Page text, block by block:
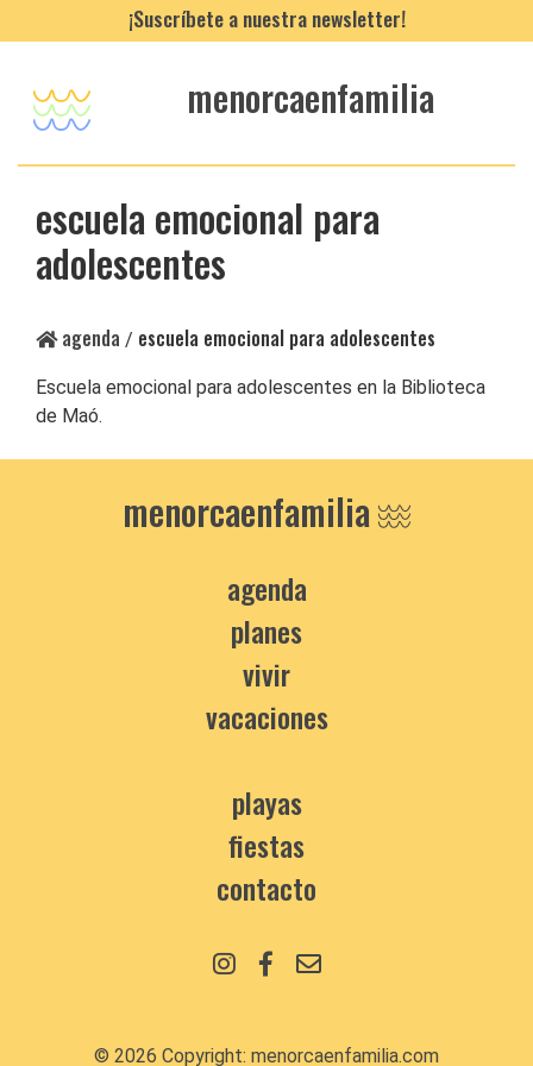
¡Suscríbete a nuestra newsletter!
menorcaenfamilia
escuela emocional para
adolescentes
agenda / escuela emocional para adolescentes
Escuela emocional para adolescentes en la Biblioteca
de Maó.
menorcaenfamilia
agenda
planes
vivir
vacaciones
playas
fiestas
contacto
© 2026 Copyright: menorcaenfamilia.com